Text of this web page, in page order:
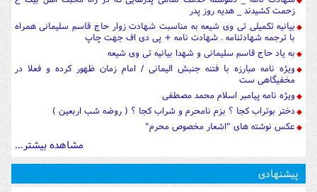
زحمت کشیدند _ هدیه روز پدر
بیانیه تکمیلی تی وی شیعه به مناسبت شهادت زوار حاج قاسم سلیمانی همراه
با ترجمه شهادتنامه . شهادت نامه + پی دی اف جهت چاپ
به یاد حاج قاسم سلیمانی و شهدا بیانیه تی وی شیعه
ویژه نامه مبارزه با فتنه جنبش الیمانی / امام زمان ظهور کرده و فعلا در
مخفیگاهی ست
ویژه نامه پیامبر اسلام محمد مصطفی
دختر بوتراب کجا ؟ بزم نامحرم و شراب کجا ؟ ( روضه شب اربعین )
عکس نوشته های "اشعار مخصوص محرم"
مشاهده بیشتر...
پیشنهادی